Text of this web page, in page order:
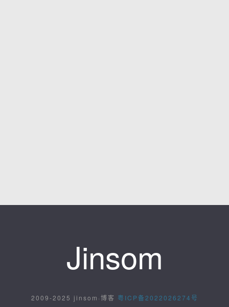
Jinsom
2009-2025 jinsom·博客 粤ICP备2022026274号